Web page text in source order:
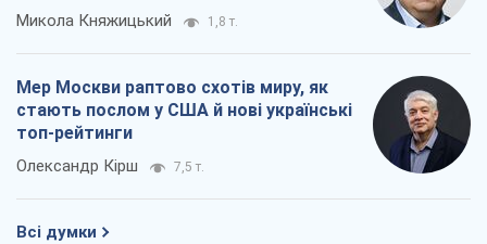
Микола Княжицький 1,8 т.
Мер Москви раптово схотів миру, як
стають послом у США й нові українські
топ-рейтинги
Олександр Кірш 7,5 т.
Всі думки